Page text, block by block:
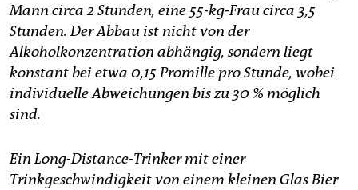
Mann circa 2 Stunden, eine 55-kg-Frau circa 3,5
Stunden. Der Abbau ist nicht von der
Alkoholkonzentration abhängig, sondern liegt
konstant bei etwa 0,15 Promille pro Stunde, wobei
individuelle Abweichungen bis zu 30 % möglich
sind.
Ein Long-Distance-Trinker mit einer
Trinkgeschwindigkeit von einem kleinen Glas Bier